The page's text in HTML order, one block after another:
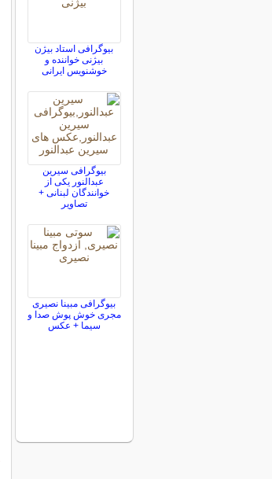
بیوگرافی استاد بیژن
بیژنی خواننده و
خوشنویس ایرانی
بیوگرافی سیرین
عبدالنور یکی از
خوانندگان لبنانی +
تصاویر
بیوگرافی مبینا نصیری
مجری خوش پوش صدا و
سیما + عکس